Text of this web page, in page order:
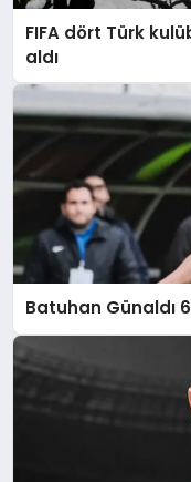
FIFA dört Türk
aldı
Batuhan Günaldı